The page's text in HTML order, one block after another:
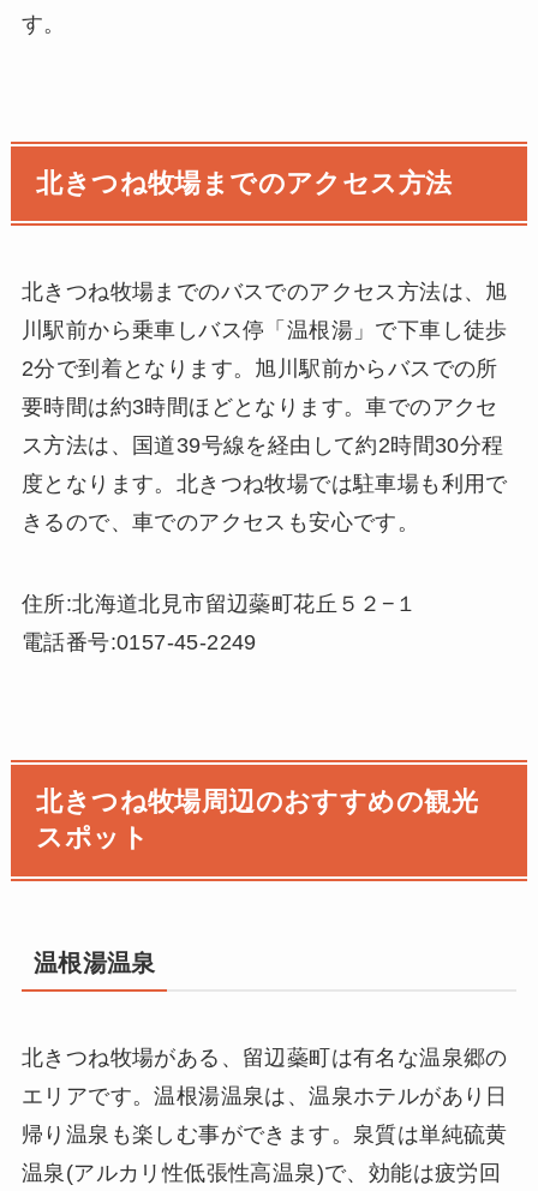
す。
北きつね牧場までのアクセス方法
北きつね牧場までのバスでのアクセス方法は、旭
川駅前から乗車しバス停「温根湯」で下車し徒歩
2分で到着となります。旭川駅前からバスでの所
要時間は約3時間ほどとなります。車でのアクセ
ス方法は、国道39号線を経由して約2時間30分程
度となります。北きつね牧場では駐車場も利用で
きるので、車でのアクセスも安心です。
住所:北海道北見市留辺蘂町花丘５２−１
電話番号:0157-45-2249
北きつね牧場周辺のおすすめの観光
スポット
温根湯温泉
北きつね牧場がある、留辺蘂町は有名な温泉郷の
エリアです。温根湯温泉は、温泉ホテルがあり日
帰り温泉も楽しむ事ができます。泉質は単純硫黄
温泉(アルカリ性低張性高温泉)で、効能は疲労回